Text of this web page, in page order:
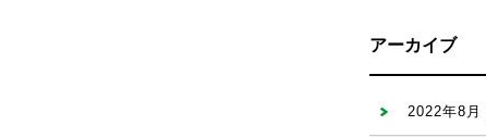
アーカイブ
2022年8月